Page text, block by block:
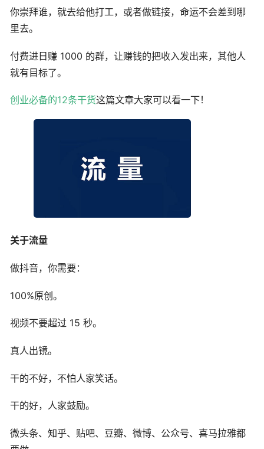
你崇拜谁，就去给他打工，或者做链接，命运不会差到哪
里去。
付费进日赚 1000 的群，让赚钱的把收入发出来，其他人
就有目标了。
创业必备的12条干货这篇文章大家可以看一下！
关于流量
做抖音，你需要：
100%原创。
视频不要超过 15 秒。
真人出镜。
干的不好，不怕人家笑话。
干的好，人家鼓励。
微头条、知乎、贴吧、豆瓣、微博、公众号、喜马拉雅都